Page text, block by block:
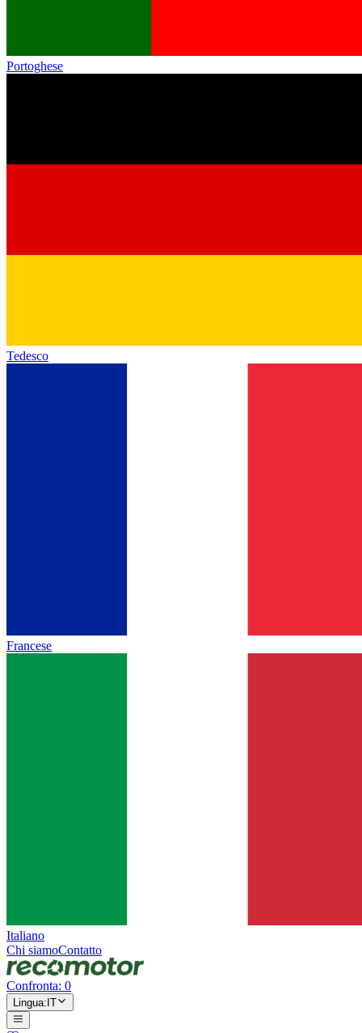
Portoghese
Tedesco
Francese
Italiano
Chi siamoContatto
Confronta: 0
Lingua: IT